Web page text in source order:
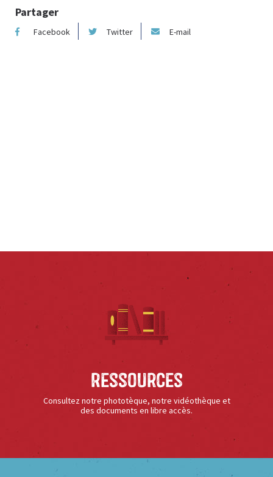
Partager
Facebook Twitter E-mail
Ressources
Consultez notre phototèque, notre vidéothèque et
des documents en libre accès.